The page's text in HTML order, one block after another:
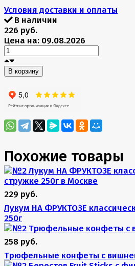
Условия доставки и оплаты
В наличии
226 руб.
Цена на: 09.08.2026
В корзину
Похожие товары
229 руб.
Лукум НА ФРУКТОЗЕ
250г
258 руб.
Трюфельные конфеты с